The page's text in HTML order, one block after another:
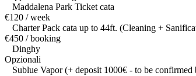
Maddalena Park Ticket cata
€120 / week
Charter Pack cata up to 44ft. (Cleaning +
€450 / booking
Dinghy
Opzionali
Sublue Vapor (+ deposit 1000€ - to be confirmed